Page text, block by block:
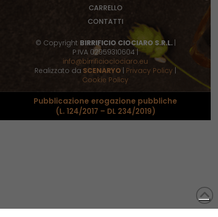
CARRELLO
CONTATTI
© Copyright BIRRIFICIO CIOCIARO S.R.L.
P:IVA 02959310604 |
info@birrificiociociaro.eu
Realizzato da SCENARYO Privacy Policy
Cookie Policy
Pubblicazione erogazione pubbliche
(L. 124/2017 – DL 234/2019)